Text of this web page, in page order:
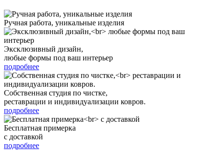
Ручная работа, уникальные изделия
Эксклюзивный дизайн,
любые формы под ваш интерьер
подробнее
Собственная студия по чистке,
реставрации и индивидуализации ковров.
подробнее
Бесплатная примерка
с доставкой
подробнее